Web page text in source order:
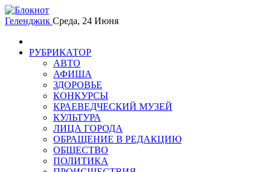
Геленджик Среда, 24 Июня
РУБРИКАТОР
АВТО
АФИША
ЗДОРОВЬЕ
КОНКУРСЫ
КРАЕВЕДЧЕСКИЙ МУЗЕЙ
КУЛЬТУРА
ЛИЦА ГОРОДА
ОБРАЩЕНИЕ В РЕДАКЦИЮ
ОБЩЕСТВО
ПОЛИТИКА